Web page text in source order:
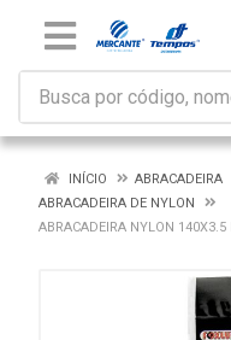
INÍCIO
ABRACADEIRA
ABRACADEIRA DE NYLON
ABRACADEIRA NYLON 140X3.5